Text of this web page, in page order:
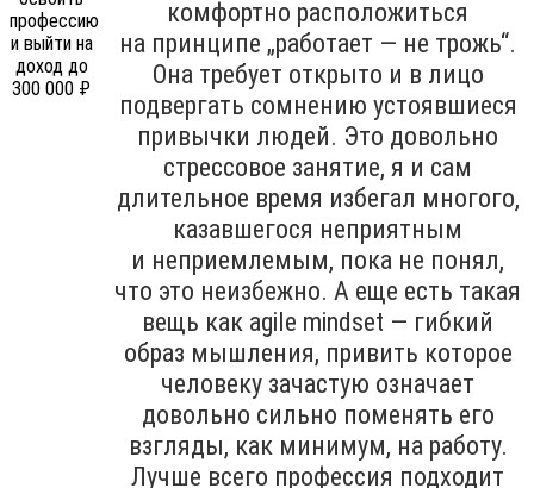
комфортно расположиться
на принципе „работает — не трожь“.
Она требует открыто и в лицо
подвергать сомнению устоявшиеся
привычки людей. Это довольно
стрессовое занятие, я и сам
длительное время избегал многого,
казавшегося неприятным
и неприемлемым, пока не понял,
что это неизбежно. А еще есть такая
вещь как agile mindset — гибкий
образ мышления, привить которое
человеку зачастую означает
довольно сильно поменять его
взгляды, как минимум, на работу.
Лучше всего профессия подходит